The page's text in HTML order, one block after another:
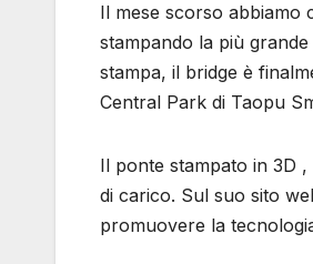
Il mese scorso abbiamo
stampando la più
stampa, il bridge è
Central Park di Taopu
Il ponte stampato in 3D
di carico. Sul suo sito
promuovere la